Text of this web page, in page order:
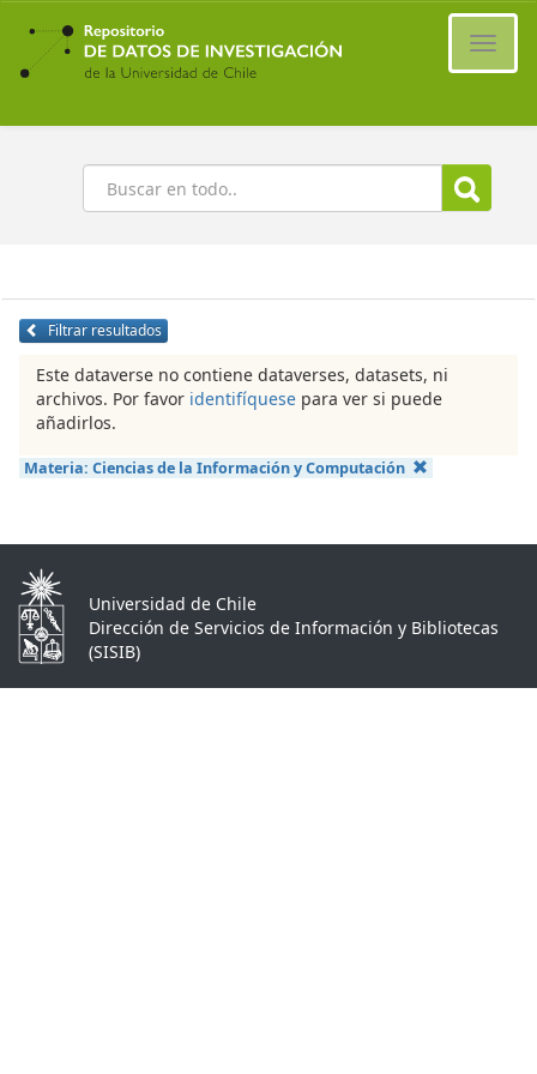
Ir
contenido
principal
Buscar
Filtrar resultados
Este dataverse no contiene dataverses, datasets, ni
archivos. Por favor identifíquese para ver si puede
añadirlos.
Materia: Ciencias de la Información y Computación
Universidad de Chile
Dirección de Servicios de Información y Bibliotecas
(SISIB)